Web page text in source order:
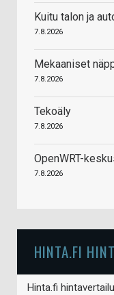
Kuitu talon ja
7.8.2026
Mekaaniset
7.8.2026
Tekoäly
7.8.2026
OpenWRT-
7.8.2026
HINTA.FI
Hinta.fi hintavertailu